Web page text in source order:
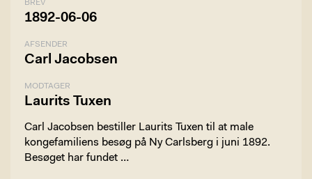
BREV
1892-06-06
AFSENDER
Carl Jacobsen
MODTAGER
Laurits Tuxen
Carl Jacobsen bestiller Laurits Tuxen til at male
kongefamiliens besøg på Ny Carlsberg i juni 1892.
Besøget har fundet …